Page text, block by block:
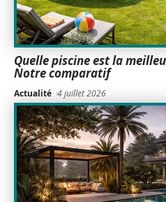
Quelle piscine est la
Notre comparatif
Actualité 4 juillet 2026